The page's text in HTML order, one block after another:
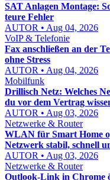
SAT Anlagen Montage:
teure Fehler
AUTOR • Aug 04, 2026
VoIP & Telefonie
Fax anschließen an der
ohne Stress
AUTOR • Aug 04, 2026
Mobilfunk
Drillisch Netz: Welches
du vor dem Vertrag
AUTOR • Aug 03, 2026
Netzwerke & Router
WLAN für Smart Home
Netzwerk stabil, schnell
AUTOR • Aug 03, 2026
Netzwerke & Router
Outlook-Link in Chrome